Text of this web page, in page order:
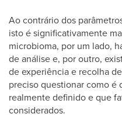
Ao contrário dos
isto é significativamente
microbioma, por um lado,
de análise e, por outro,
de experiência e recolha
preciso questionar como é
realmente definido e que
considerados.